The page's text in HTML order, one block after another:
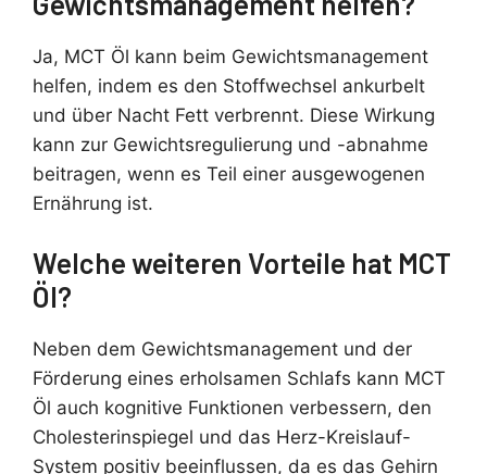
Ja, MCT Öl kann beim Gewichtsmanagement
helfen, indem es den Stoffwechsel ankurbelt
und über Nacht Fett verbrennt. Diese Wirkung
kann zur Gewichtsregulierung und -abnahme
beitragen, wenn es Teil einer ausgewogenen
Ernährung ist.
Welche weiteren Vorteile hat MCT
Öl?
Neben dem Gewichtsmanagement und der
Förderung eines erholsamen Schlafs kann MCT
Öl auch kognitive Funktionen verbessern, den
Cholesterinspiegel und das Herz-Kreislauf-
System positiv beeinflussen, da es das Gehirn